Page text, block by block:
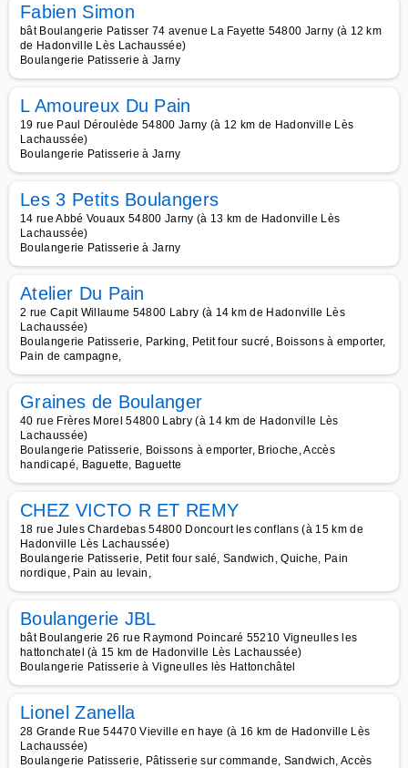
Fabien Simon
bât Boulangerie Patisser 74 avenue La Fayette 54800 Jarny (à 12 km
de Hadonville Lès Lachaussée)
Boulangerie Patisserie à Jarny
L Amoureux Du Pain
19 rue Paul Déroulède 54800 Jarny (à 12 km de Hadonville Lès
Lachaussée)
Boulangerie Patisserie à Jarny
Les 3 Petits Boulangers
14 rue Abbé Vouaux 54800 Jarny (à 13 km de Hadonville Lès
Lachaussée)
Boulangerie Patisserie à Jarny
Atelier Du Pain
2 rue Capit Willaume 54800 Labry (à 14 km de Hadonville Lès
Lachaussée)
Boulangerie Patisserie, Parking, Petit four sucré, Boissons à emporter,
Pain de campagne,
Graines de Boulanger
40 rue Frères Morel 54800 Labry (à 14 km de Hadonville Lès
Lachaussée)
Boulangerie Patisserie, Boissons à emporter, Brioche, Accès
handicapé, Baguette, Baguette
CHEZ VICTO R ET REMY
18 rue Jules Chardebas 54800 Doncourt les conflans (à 15 km de
Hadonville Lès Lachaussée)
Boulangerie Patisserie, Petit four salé, Sandwich, Quiche, Pain
nordique, Pain au levain,
Boulangerie JBL
bât Boulangerie 26 rue Raymond Poincaré 55210 Vigneulles les
hattonchatel (à 15 km de Hadonville Lès Lachaussée)
Boulangerie Patisserie à Vigneulles lès Hattonchâtel
Lionel Zanella
28 Grande Rue 54470 Vieville en haye (à 16 km de Hadonville Lès
Lachaussée)
Boulangerie Patisserie, Pâtisserie sur commande, Sandwich, Accès